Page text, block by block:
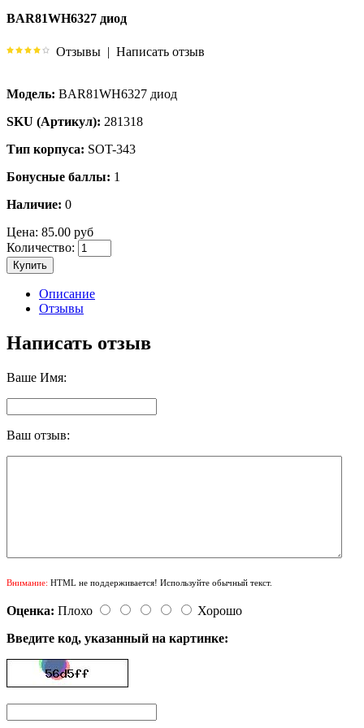
BAR81WH6327 диод
Отзывы | Написать отзыв
Модель: BAR81WH6327 диод
SKU (Артикул): 281318
Тип корпуса: SOT-343
Бонусные баллы: 1
Наличие: 0
Цена: 85.00 руб
Количество:
Купить
Описание
Отзывы
Написать отзыв
Ваше Имя:
Ваш отзыв:
Внимание: HTML не поддерживается! Используйте обычный текст.
Оценка: Плохо
Хорошо
Введите код, указанный на картинке: